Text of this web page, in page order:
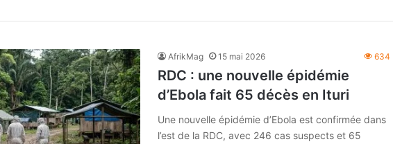
AfrikMag 15 mai 2026 634
RDC : une nouvelle épidémie
d’Ebola fait 65 décès en Ituri
Une nouvelle épidémie d’Ebola est confirmée dans
l’est de la RDC, avec 246 cas suspects et 65